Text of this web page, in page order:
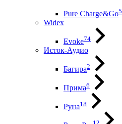
Pure Charge&Go5
Widex
Evoke74
Исток-Аудио
Багира2
Прима6
Руна18